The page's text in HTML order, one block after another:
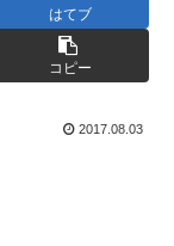
はてブ
コピー
2017.08.03